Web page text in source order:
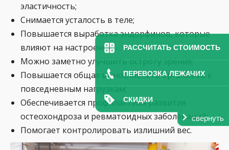
РАССЧИТАТЬ СТОИМОСТЬ
ПЕРЕВОЗКА ЛЕЖАЧИХ
СКИДКИ
свернуть
эластичность;
Снимается усталость в теле;
Повышается выработка эндорфинов, которые
влияют на настроение;
Можно заметно улучшить остроту зрения;
Повышается общая выносливость организма к
повседневным нагрузкам;
Обеспечивается профилактика развития
остеохондроза и ревматоидных заболеваний;
Помогает контролировать излишний вес.